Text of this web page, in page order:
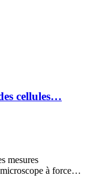
cellules…
mesures
microscope à force…